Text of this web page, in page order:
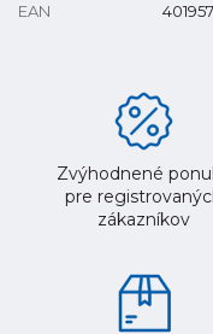
EAN
Zvýhodnené
pre
zákazníkov